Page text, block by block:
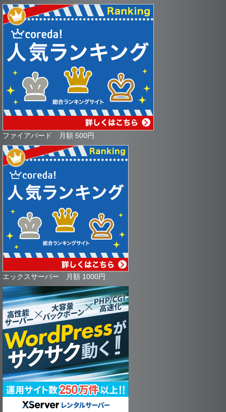
ファイアバード 月額 500円
エックスサーバー 月額 1000円